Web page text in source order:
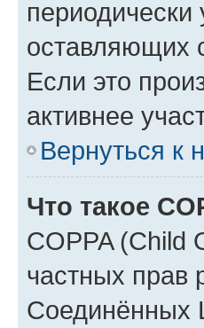
оставляющих
Если это
активнее
Вернуться к
Что такое
COPPA (Child
частных прав
Соединённых